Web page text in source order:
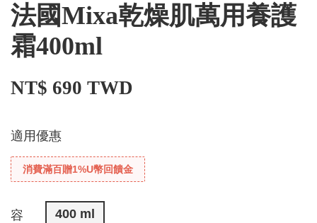
法國Mixa乾燥肌萬用養護
霜400ml
NT$ 690 TWD
適用優惠
消費滿百贈1%U幣回饋金
容
400 ml